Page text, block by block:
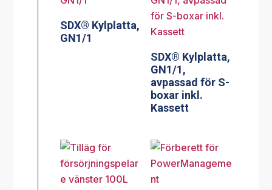
SDX® Kylplatta,
GN1/1
SDX® Kylplatta,
GN1/1,
avpassad för S-
boxar inkl.
Kassett